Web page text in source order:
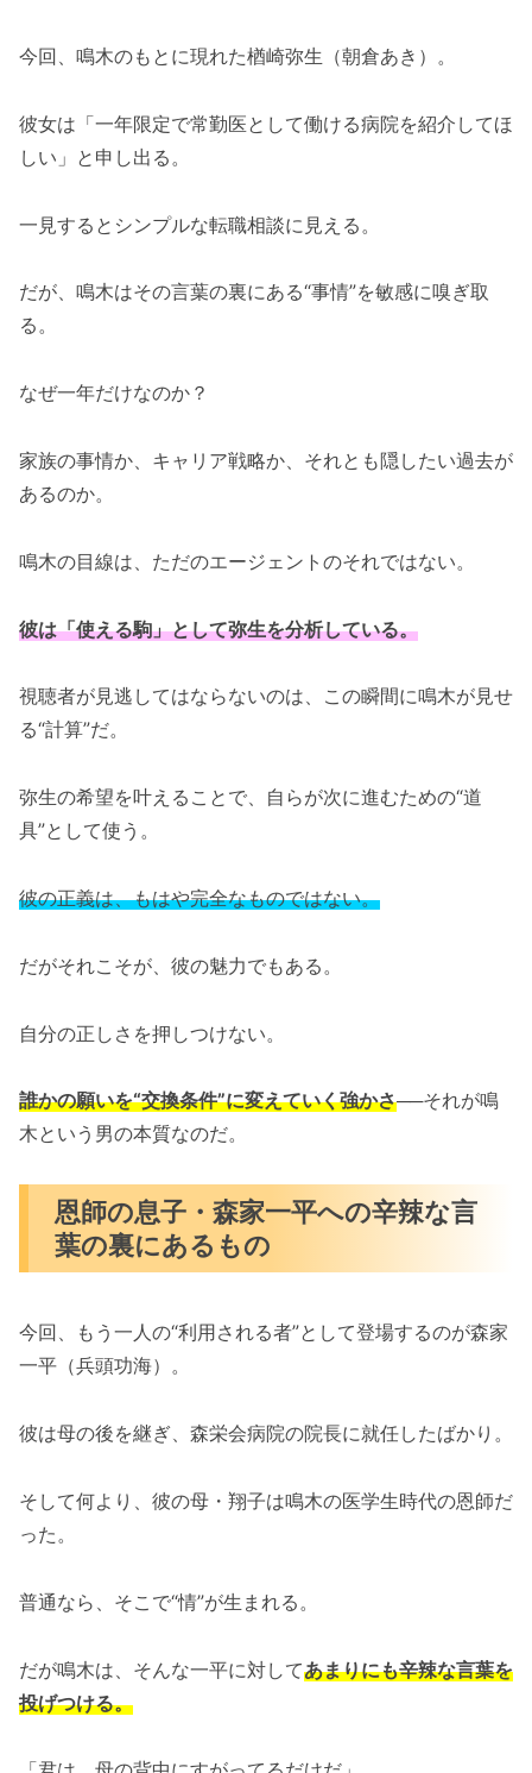
今回、鳴木のもとに現れた楢崎弥生（朝倉あき）。
彼女は「一年限定で常勤医として働ける病院を紹介してほ
しい」と申し出る。
一見するとシンプルな転職相談に見える。
だが、鳴木はその言葉の裏にある“事情”を敏感に嗅ぎ取
る。
なぜ一年だけなのか？
家族の事情か、キャリア戦略か、それとも隠したい過去が
あるのか。
鳴木の目線は、ただのエージェントのそれではない。
彼は「使える駒」として弥生を分析している。
視聴者が見逃してはならないのは、この瞬間に鳴木が見せ
る“計算”だ。
弥生の希望を叶えることで、自らが次に進むための“道
具”として使う。
彼の正義は、もはや完全なものではない。
だがそれこそが、彼の魅力でもある。
自分の正しさを押しつけない。
誰かの願いを“交換条件”に変えていく強かさ──それが鳴
木という男の本質なのだ。
恩師の息子・森家一平への辛辣な言
葉の裏にあるもの
今回、もう一人の“利用される者”として登場するのが森家
一平（兵頭功海）。
彼は母の後を継ぎ、森栄会病院の院長に就任したばかり。
そして何より、彼の母・翔子は鳴木の医学生時代の恩師だ
った。
普通なら、そこで“情”が生まれる。
だが鳴木は、そんな一平に対してあまりにも辛辣な言葉を
投げつける。